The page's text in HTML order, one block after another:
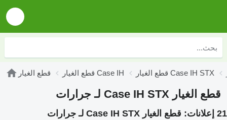
قطع الغيار قطع الغيار Case IH قطع الغيار Case IH STX
قطع الغيار Case IH STX لـ جرارات
21 إعلانات: قطع الغيار Case IH STX لـ جرارات